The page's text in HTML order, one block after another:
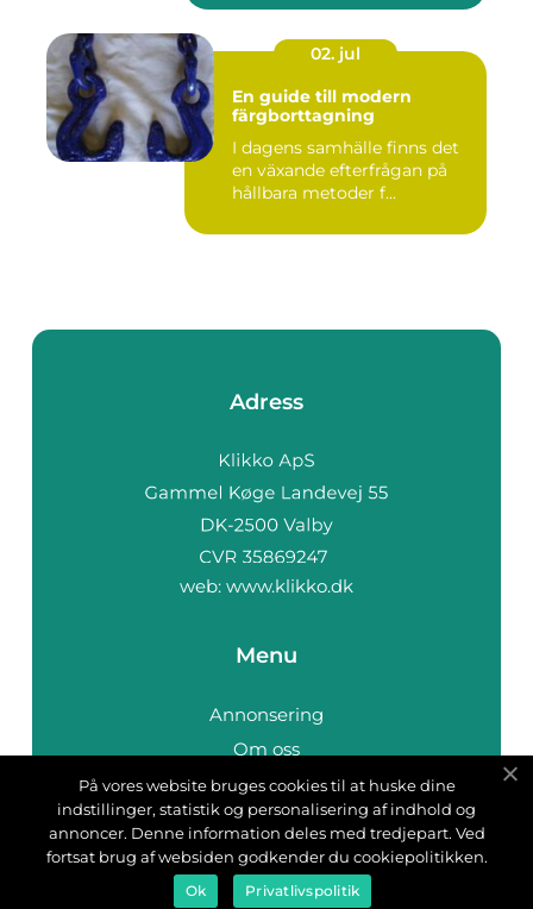
02. jul
En guide till modern
färgborttagning
I dagens samhälle finns det
en växande efterfrågan på
hållbara metoder f...
Adress
web: www.klikko.dk
Menu
Annonsering
Om oss
Cookies
Kontakta oss
Sitemap
På vores website bruges cookies til at huske dine
indstillinger, statistik og personalisering af indhold og
annoncer. Denne information deles med tredjepart. Ved
fortsat brug af websiden godkender du cookiepolitikken.
Ok Privatlivspolitik